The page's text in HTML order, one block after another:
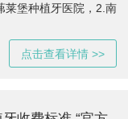
莱堡种植牙医院，2.南
点击查看详情 >>